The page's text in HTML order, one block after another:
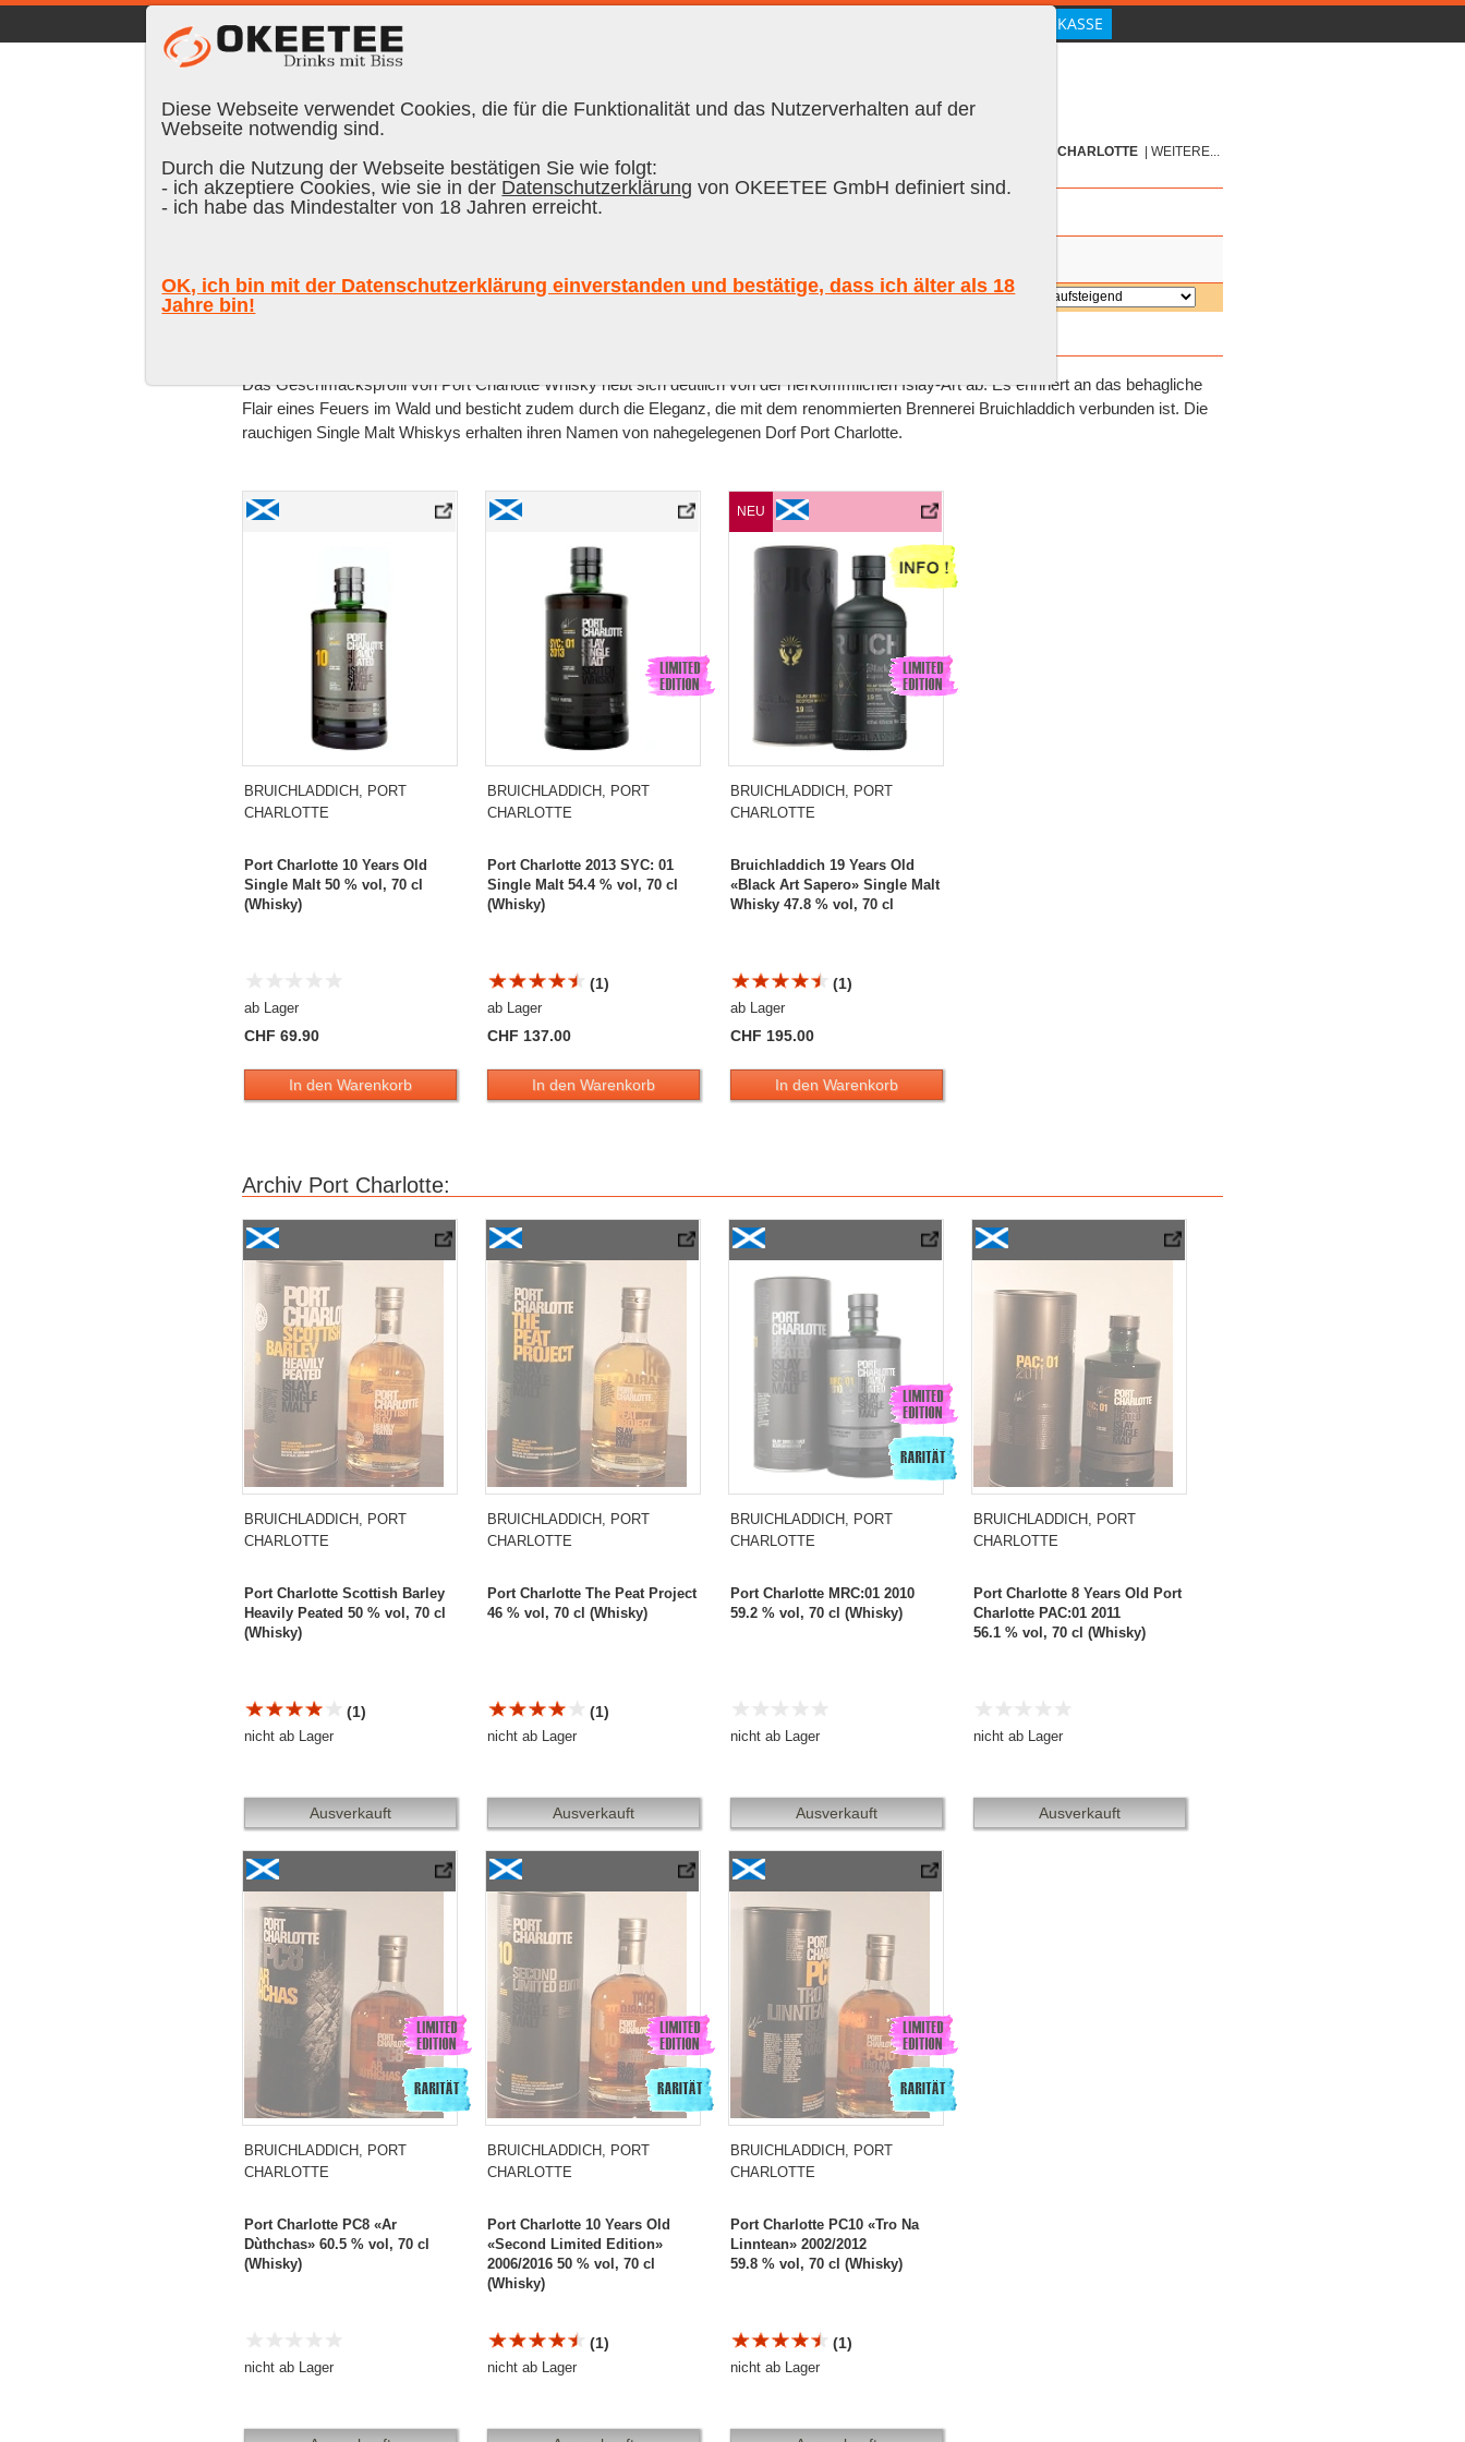
☰ |DE FR EN|Anmelden
PORT CHARLOTTE WEITERE...
Marke % vol. Alter Farbe Inhalt
Suchen: Alle Sortieren:
Das Geschmacksprofil von Port Charlotte Whisky hebt sich deutlich von der herkömmlichen Islay-Art ab. Es erinnert an das behagliche
Flair eines Feuers im Wald und besticht zudem durch die Eleganz, die mit dem renommierten Brennerei Bruichladdich verbunden ist. Die
rauchigen Single Malt Whiskys erhalten ihren Namen von nahegelegenen Dorf Port Charlotte.
Port Charlotte 10 Years Old Single Malt
BRUICHLADDICH, PORT
CHARLOTTE
Port Charlotte 10 Years Old
Single Malt 50 % vol, 70 cl
(Whisky)
ab Lager
CHF 69.90
In den Warenkorb
Port Charlotte 2013 SYC: 01 Single Malt
BRUICHLADDICH, PORT
CHARLOTTE
Port Charlotte 2013 SYC: 01
Single Malt 54.4 % vol, 70 cl
(Whisky)
(1)
ab Lager
CHF 137.00
In den Warenkorb
Bruichladdich 19 Years Old «Black Art Sapero» Single Malt Whisky
NEU
BRUICHLADDICH, PORT
CHARLOTTE
Bruichladdich 19 Years Old
«Black Art Sapero» Single Malt
Whisky 47.8 % vol, 70 cl
(1)
ab Lager
CHF 195.00
In den Warenkorb
Archiv Port Charlotte:
Port Charlotte Scottish Barley Heavily Peated
BRUICHLADDICH, PORT
CHARLOTTE
Port Charlotte Scottish Barley
Heavily Peated 50 % vol, 70 cl
(Whisky)
(1)
nicht ab Lager
Ausverkauft
Port Charlotte The Peat Project
BRUICHLADDICH, PORT
CHARLOTTE
Port Charlotte The Peat Project
46 % vol, 70 cl (Whisky)
(1)
nicht ab Lager
Ausverkauft
Port Charlotte MRC:01 2010
BRUICHLADDICH, PORT
CHARLOTTE
Port Charlotte MRC:01 2010
59.2 % vol, 70 cl (Whisky)
nicht ab Lager
Ausverkauft
Port Charlotte 8 Years Old Port Charlotte PAC:01 2011
BRUICHLADDICH, PORT
CHARLOTTE
Port Charlotte 8 Years Old Port
Charlotte PAC:01 2011
56.1 % vol, 70 cl (Whisky)
nicht ab Lager
Ausverkauft
Port Charlotte PC8 «Ar Dùthchas»
BRUICHLADDICH, PORT
CHARLOTTE
Port Charlotte PC8 «Ar
Dùthchas» 60.5 % vol, 70 cl
(Whisky)
nicht ab Lager
Port Charlotte 10 Years Old «Second Limited Edition» 2006/2016
BRUICHLADDICH, PORT
CHARLOTTE
Port Charlotte 10 Years Old
«Second Limited Edition»
2006/2016 50 % vol, 70 cl
(Whisky)
(1)
nicht ab Lager
Port Charlotte PC10 «Tro Na Linntean» 2002/2012
BRUICHLADDICH, PORT
CHARLOTTE
Port Charlotte PC10 «Tro Na
Linntean» 2002/2012
59.8 % vol, 70 cl (Whisky)
(1)
nicht ab Lager
Diese Webseite verwendet Cookies, die für die Funktionalität und das Nutzerverhalten auf der
Webseite notwendig sind.
Durch die Nutzung der Webseite bestätigen Sie wie folgt:
- ich akzeptiere Cookies, wie sie in der Datenschutzerklärung von OKEETEE GmbH definiert sind.
- ich habe das Mindestalter von 18 Jahren erreicht.
OK, ich bin mit der Datenschutzerklärung einverstanden und bestätige, dass ich älter als 18
Jahre bin!